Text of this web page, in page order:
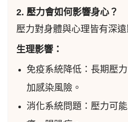
2. 壓力會如何影響身心？
壓力對身體與心理皆有深遠
生理影響：
免疫系統降低：長期壓
加感染風險。
消化系統問題：壓力可